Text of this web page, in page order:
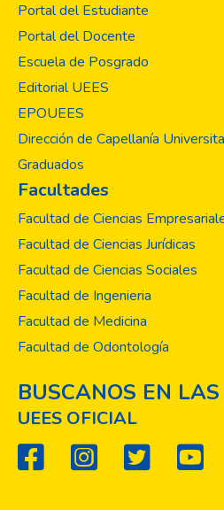
Portal del Estudiante
Portal del Docente
Escuela de Posgrado
Editorial UEES
EPOUEES
Dirección de Capellanía
Graduados
Facultades
Facultad de Ciencias
Facultad de Ciencias Jurídicas
Facultad de Ciencias Sociales
Facultad de Ingenieria
Facultad de Medicina
Facultad de Odontología
BUSCANOS EN
UEES OFICIAL